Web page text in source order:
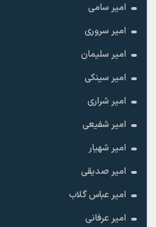
امیر سامی
امیر سروری
امیر سلیمان
امیر سینکی
امیر شراری
امیر شفیعی
امیر شهیار
امیر صدیقی
امیر عباس گلاب
امیر عرفانی